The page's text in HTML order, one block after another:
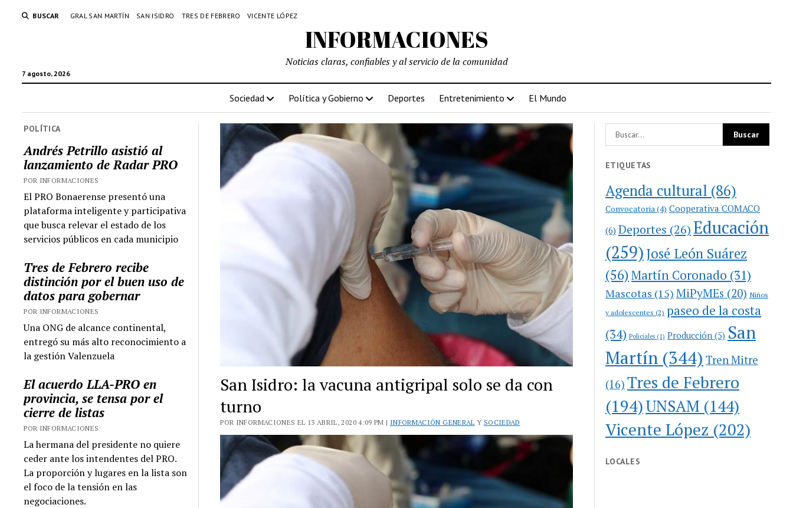
BUSCAR GRAL SAN MARTÍN SAN ISIDRO TRES DE FEBRERO VICENTE LÓPEZ
INFORMACIONES
7 agosto, 2026
Noticias claras, confiables y al servicio de la comunidad
Sociedad Política y Gobierno Deportes Entretenimiento El Mundo
POLÍTICA
Andrés Petrillo asistió al
lanzamiento de Radar PRO
POR INFORMACIONES
El PRO Bonaerense presentó una
plataforma inteligente y participativa
que busca relevar el estado de los
servicios públicos en cada municipio
Tres de Febrero recibe
distinción por el buen uso de
datos para gobernar
POR INFORMACIONES
Una ONG de alcance continental,
entregó su más alto reconocimiento a
la gestión Valenzuela
El acuerdo LLA-PRO en
provincia, se tensa por el
cierre de listas
POR INFORMACIONES
La hermana del presidente no quiere
ceder ante los intendentes del PRO.
La proporción y lugares en la lista son
el foco de la tensión en las
negociaciones.
San Isidro: la vacuna antigripal solo se da con
turno
POR INFORMACIONES EL 13 ABRIL, 2020 4:09 PM | INFORMACIÓN GENERAL Y SOCIEDAD
ETIQUETAS
Agenda cultural (86)
Convocatoria (4) Cooperativa COMACO
(6) Deportes (26)Educación
(259)José León Suárez
(56)Martín Coronado (31)
Mascotas (15) MiPyMEs (20) Niños
y adolescentes (2) paseo de la costa
(34) Policiales (1) Producción (5) San
Martín (344) Tren Mitre
(16) Tres de Febrero
(194)UNSAM (144)
Vicente López (202)
LOCALES